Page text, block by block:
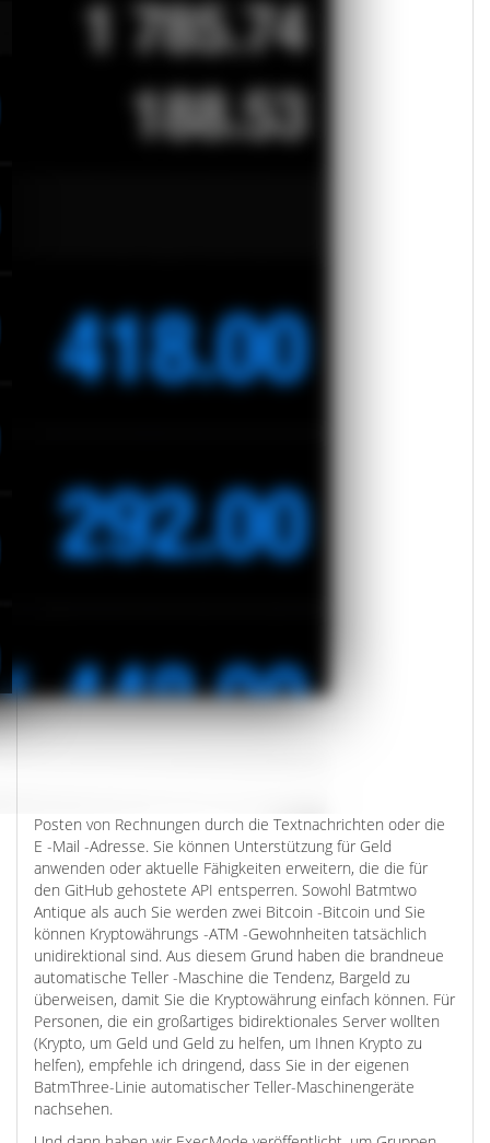
Posten von Rechnungen durch die Textnachrichten oder die
E -Mail -Adresse. Sie können Unterstützung für Geld
anwenden oder aktuelle Fähigkeiten erweitern, die die für
den GitHub gehostete API entsperren. Sowohl Batmtwo
Antique als auch Sie werden zwei Bitcoin -Bitcoin und Sie
können Kryptowährungs -ATM -Gewohnheiten tatsächlich
unidirektional sind. Aus diesem Grund haben die brandneue
automatische Teller -Maschine die Tendenz, Bargeld zu
überweisen, damit Sie die Kryptowährung einfach können. Für
Personen, die ein großartiges bidirektionales Server wollten
(Krypto, um Geld und Geld zu helfen, um Ihnen Krypto zu
helfen), empfehle ich dringend, dass Sie in der eigenen
BatmThree-Linie automatischer Teller-Maschinengeräte
nachsehen.